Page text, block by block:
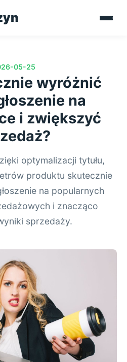
05-25
wyróżnić
na
i zwiększyć
optymalizacji tytułu,
produktu skutecznie
na popularnych
i znacząco
sprzedaży.